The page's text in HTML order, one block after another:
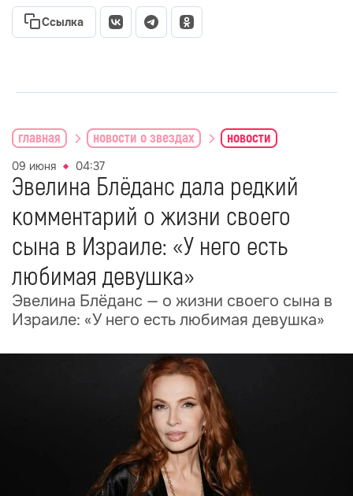
Ссылка
главная новости о звездах новости
09 июня 04:37
Эвелина Блёданс дала редкий
комментарий о жизни своего
сына в Израиле: «У него есть
любимая девушка»
Эвелина Блёданс — о жизни своего сына в
Израиле: «У него есть любимая девушка»